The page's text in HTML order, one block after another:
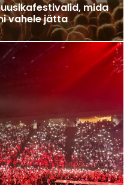
mida
vahele jätta